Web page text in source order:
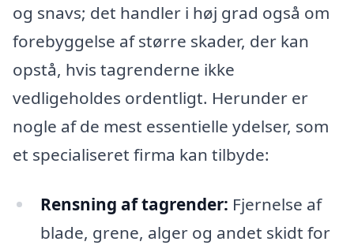
og snavs; det handler i høj grad også om
forebyggelse af større skader, der kan
opstå, hvis tagrenderne ikke
vedligeholdes ordentligt. Herunder er
nogle af de mest essentielle ydelser, som
et specialiseret firma kan tilbyde:
Rensning af tagrender: Fjernelse af
blade, grene, alger og andet skidt for